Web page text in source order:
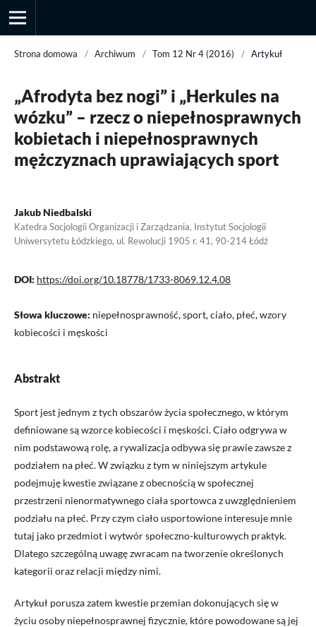
Przegląd Socjologii Jakościowej
Strona domowa / Archiwum / Tom 12 Nr 4 (2016) / Artykuł
„Afrodyta bez nogi” i „Herkules na
wózku” – rzecz o niepełnosprawnych
kobietach i niepełnosprawnych
mężczyznach uprawiających sport
Jakub Niedbalski
Katedra Socjologii Organizacji i Zarządzania, Instytut Socjologii
Uniwersytetu Łódzkiego, ul. Rewolucji 1905 r. 41, 90-214 Łódź
DOI: https://doi.org/10.18778/1733-8069.12.4.08
Słowa kluczowe: niepełnosprawność, sport, ciało, płeć, wzory
kobiecości i męskości
Abstrakt
Sport jest jednym z tych obszarów życia społecznego, w którym
definiowane są wzorce kobiecości i męskości. Ciało odgrywa w
nim podstawową rolę, a rywalizacja odbywa się prawie zawsze z
podziałem na płeć. W związku z tym w niniejszym artykule
podejmuję kwestie związane z obecnością w społecznej
przestrzeni nienormatywnego ciała sportowca z uwzględnieniem
podziału na płeć. Przy czym ciało usportowione interesuje mnie
tutaj jako przedmiot i wytwór społeczno-kulturowych praktyk.
Dlatego szczególną uwagę zwracam na tworzenie określonych
kategorii oraz relacji między nimi.
Artykuł porusza zatem kwestie przemian dokonujących się w
życiu osoby niepełnosprawnej fizycznie, które powodowane są jej